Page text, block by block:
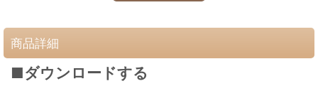
商品詳細
■ダウンロードする